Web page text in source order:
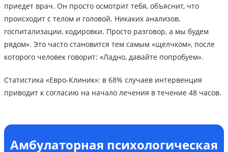
приедет врач. Он просто осмотрит тебя, объяснит, что
происходит с телом и головой. Никаких анализов,
госпитализации, кодировки. Просто разговор, а мы будем
рядом». Это часто становится тем самым «щелчком», после
которого человек говорит: «Ладно, давайте попробуем».
Статистика «Евро-Клиник»: в 68% случаев интервенция
приводит к согласию на начало лечения в течение 48 часов.
Амбулаторная психологическая